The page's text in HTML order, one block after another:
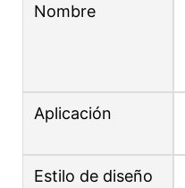
Nombre
Aplicación
Estilo de diseño